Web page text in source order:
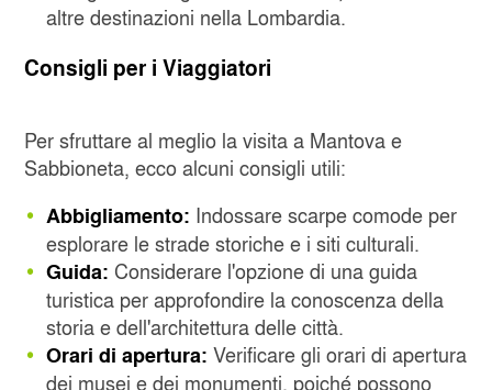
altre destinazioni nella Lombardia.
Consigli per i Viaggiatori
Per sfruttare al meglio la visita a Mantova e
Sabbioneta, ecco alcuni consigli utili:
Abbigliamento: Indossare scarpe comode per
esplorare le strade storiche e i siti culturali.
Guida: Considerare l'opzione di una guida
turistica per approfondire la conoscenza della
storia e dell'architettura delle città.
Orari di apertura: Verificare gli orari di apertura
dei musei e dei monumenti, poiché possono